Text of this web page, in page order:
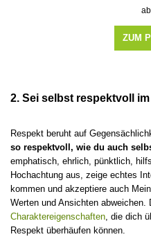
ZUM
2. Sei selbst respektvoll
Respekt beruht auf
so respektvoll, wie du auch
emphatisch, ehrlich, pünktlich,
Hochachtung aus, zeige echtes
kommen und akzeptiere auch
Werten und Ansichten abweichen.
Charaktereigenschaften , die dich
Respekt überhäufen können.